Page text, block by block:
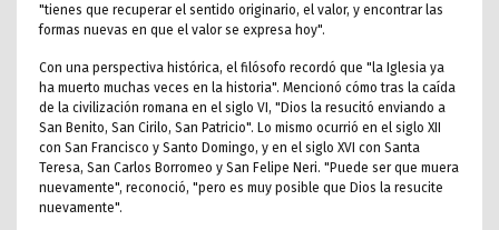
"tienes que recuperar el sentido originario, el valor, y encontrar las
formas nuevas en que el valor se expresa hoy".
Con una perspectiva histórica, el filósofo recordó que "la Iglesia ya
ha muerto muchas veces en la historia". Mencionó cómo tras la caída
de la civilización romana en el siglo VI, "Dios la resucitó enviando a
San Benito, San Cirilo, San Patricio". Lo mismo ocurrió en el siglo XII
con San Francisco y Santo Domingo, y en el siglo XVI con Santa
Teresa, San Carlos Borromeo y San Felipe Neri. "Puede ser que muera
nuevamente", reconoció, "pero es muy posible que Dios la resucite
nuevamente".